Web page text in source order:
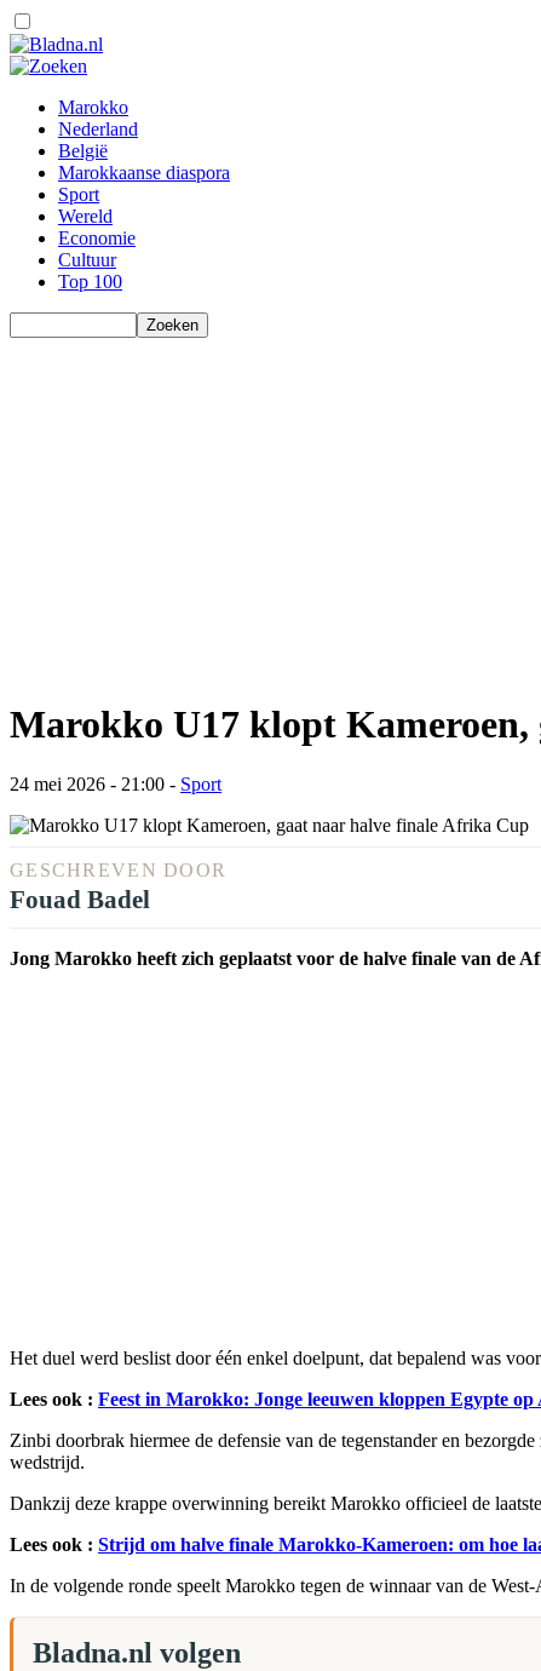
Marokko
Nederland
België
Marokkaanse diaspora
Sport
Wereld
Economie
Cultuur
Top 100
Marokko U17 klopt
24 mei 2026 - 21:00 - Sport
GESCHREVEN DOOR
Fouad Badel
Jong Marokko heeft zich geplaatst voor de halve finale van de
Het duel werd beslist door één enkel doelpunt, dat bepalend was
Lees ook : Feest in Marokko: Jonge leeuwen kloppen Egypte
Zinbi doorbrak hiermee de defensie van de tegenstander en
wedstrijd.
Dankzij deze krappe overwinning bereikt Marokko officieel de
Lees ook : Strijd om halve finale Marokko-Kameroen: om hoe
In de volgende ronde speelt Marokko tegen de winnaar van de
Bladna.nl volgen